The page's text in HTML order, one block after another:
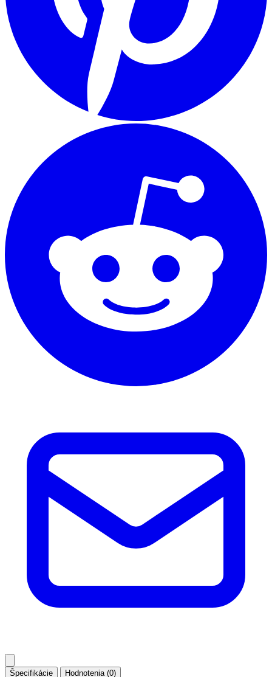
Špecifikácie Hodnotenia (0)